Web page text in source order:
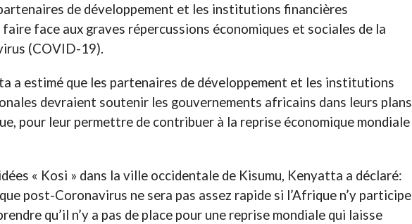
de développement et les institutions financières
face aux graves répercussions économiques et sociales de la
(COVID-19).
a estimé que les partenaires de développement et les institutions
devraient soutenir les gouvernements africains dans leurs plans
pour leur permettre de contribuer à la reprise économique mondiale
« Kosi » dans la ville occidentale de Kisumu, Kenyatta a déclaré:
post-Coronavirus ne sera pas assez rapide si l’Afrique n’y participe
qu’il n’y a pas de place pour une reprise mondiale qui laisse